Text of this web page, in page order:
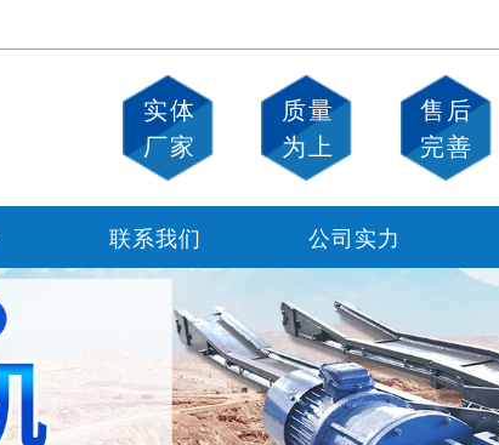
实体
厂家
质量
为上
售后
完善
联系我们 公司实力